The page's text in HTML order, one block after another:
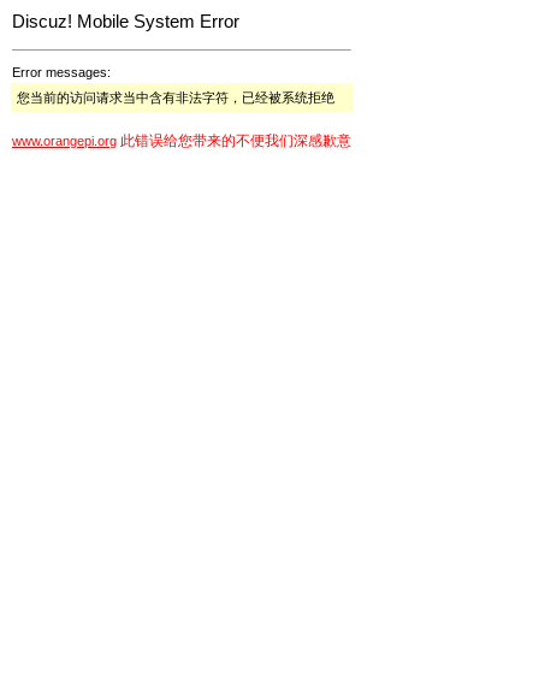
Discuz! Mobile System Error
Error messages:
您当前的访问请求当中含有非法字符，已经被系统拒绝
www.orangepi.org 此错误给您带来的不便我们深感歉意